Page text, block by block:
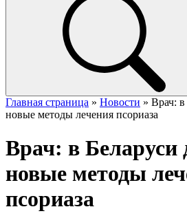
Главная страница » Новости » Врач:
новые методы лечения псориаза
Врач: в Беларуси
новые методы
псориаза